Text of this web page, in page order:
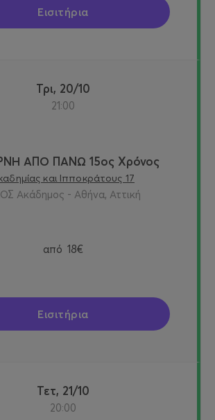
Εισιτήρια
Τρι, 20/10
21:00
ΑΠΟ ΠΑΝΩ 15ος Χρόνος
και Ιπποκράτους 17
Ακάδημος - Αθήνα, Αττική
από 18€
Εισιτήρια
Τετ, 21/10
20:00